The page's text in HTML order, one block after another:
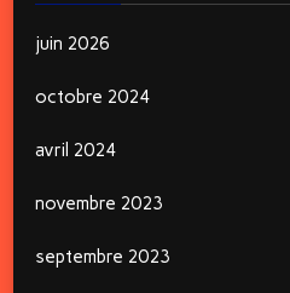
juin 2026
octobre 2024
avril 2024
novembre 2023
septembre 2023